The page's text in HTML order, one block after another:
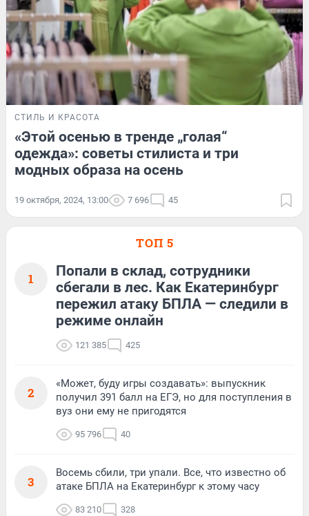
СТИЛЬ И КРАСОТА
«Этой осенью в тренде „голая“
одежда»: советы стилиста и три
модных образа на осень
19 октября, 2024, 13:00 7 696 45
ТОП 5
1
Попали в склад, сотрудники
сбегали в лес. Как Екатеринбург
пережил атаку БПЛА — следили в
режиме онлайн
121 385 425
2
«Может, буду игры создавать»: выпускник
получил 391 балл на ЕГЭ, но для поступления в
вуз они ему не пригодятся
95 796 40
3
Восемь сбили, три упали. Все, что известно об
атаке БПЛА на Екатеринбург к этому часу
83 210 328